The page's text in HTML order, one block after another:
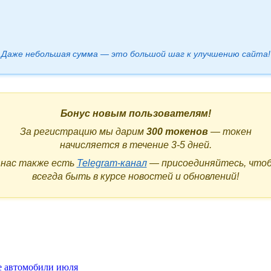
Даже небольшая сумма — это большой шаг к улучшению сайта!
Бонус новым пользователям!
За регистрацию мы дарим 300 токенов— токен
начисляется в течение 3-5 дней.
также есть Telegram-канал— присоединяйтесь,
всегда быть в курсе новостей и обновлений!
автомобили июля